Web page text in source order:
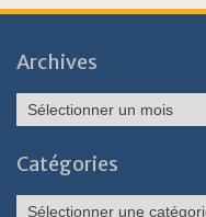
Archives
Archives
Catégories
Catégories